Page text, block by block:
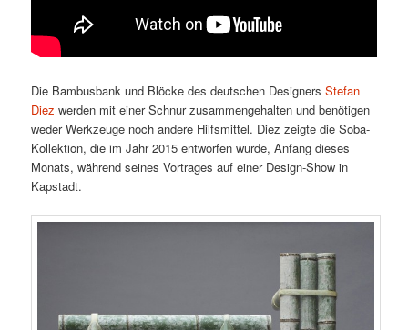
Die Bambusbank und Blöcke des deutschen DesignersStefan
Diez werden mit einer Schnur zusammengehalten und benötigen
weder Werkzeuge noch andere Hilfsmittel. Diez zeigte die Soba-
Kollektion, die im Jahr 2015 entworfen wurde, Anfang dieses
Monats, während seines Vortrages auf einer Design-Show in
Kapstadt.